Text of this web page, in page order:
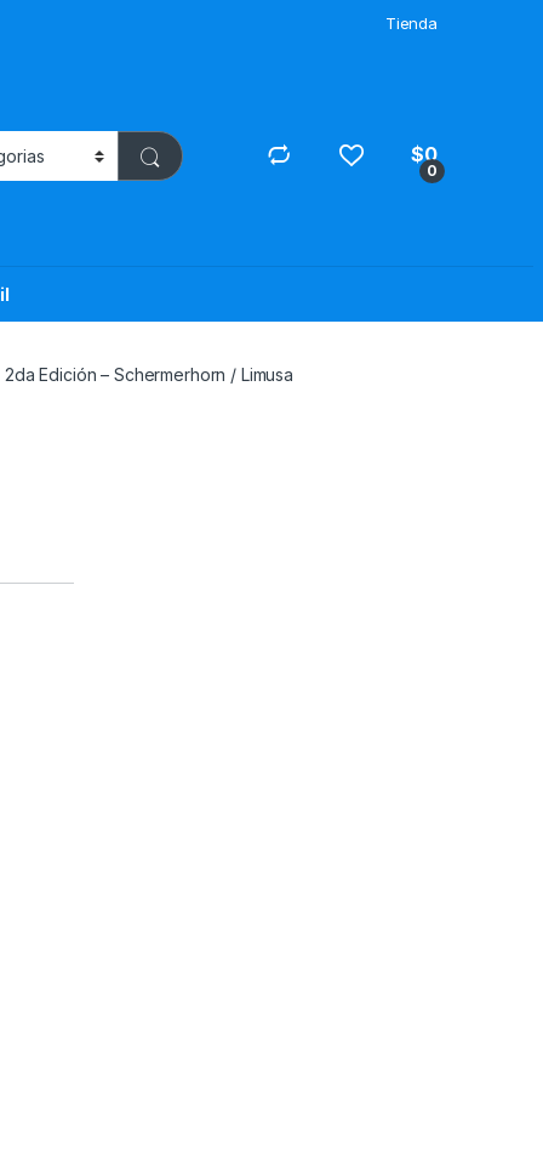
Tienda
0
$0
Edición – Schermerhorn / Limusa